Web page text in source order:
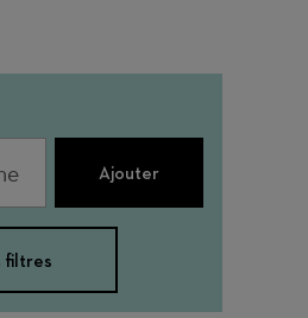
Ajouter
filtres